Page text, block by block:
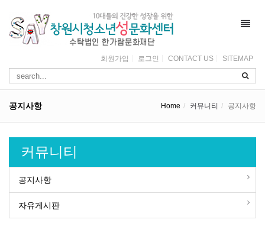
회원가입 로그인 CONTACT US SITEMAP
공지사항 Home 커뮤니티 공지사항
커뮤니티
공지사항
자유게시판